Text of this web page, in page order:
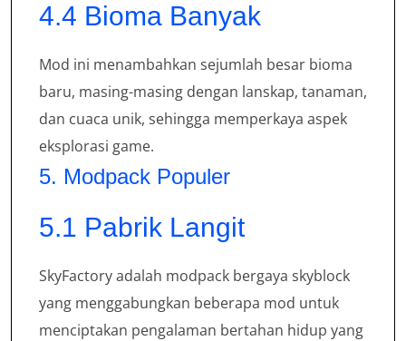
4.4 Bioma Banyak
Mod ini menambahkan sejumlah besar bioma
baru, masing-masing dengan lanskap, tanaman,
dan cuaca unik, sehingga memperkaya aspek
eksplorasi game.
5. Modpack Populer
5.1 Pabrik Langit
SkyFactory adalah modpack bergaya skyblock
yang menggabungkan beberapa mod untuk
menciptakan pengalaman bertahan hidup yang